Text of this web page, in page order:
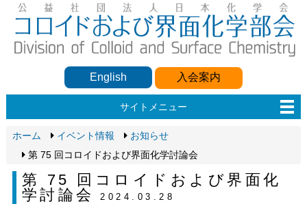
English 入会案内
サイトメニュー
ホーム イベント情報
お知らせ
第 75 回コロイドおよび界面化学討論会
第 75 回コロイドおよび界面化
学討論会
2024.03.28